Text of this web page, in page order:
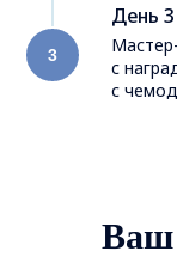
День 3
с
с
Ваш